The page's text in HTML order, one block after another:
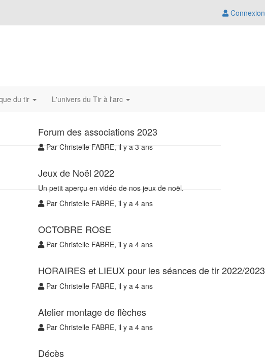
Connexion
du tir L'univers du Tir à l'arc
Forum des associations 2023
Par Christelle FABRE, il y a 3 ans
Jeux de Noël 2022
Un petit aperçu en vidéo de nos jeux de noël.
Par Christelle FABRE, il y a 4 ans
OCTOBRE ROSE
Par Christelle FABRE, il y a 4 ans
HORAIRES et LIEUX pour les séances de tir 2022/2023
Par Christelle FABRE, il y a 4 ans
Atelier montage de flèches
Par Christelle FABRE, il y a 4 ans
Décès